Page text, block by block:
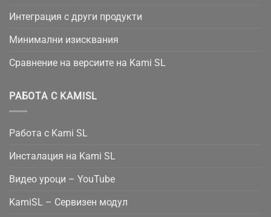
Интеграция с други продукти
Минимални изисквания
Сравнение на версиите на Kami SL
РАБОТА С KAMISL
Работа с Kami SL
Инсталация на Kami SL
Видео уроци – YouTube
KamiSL – Сервизен модул